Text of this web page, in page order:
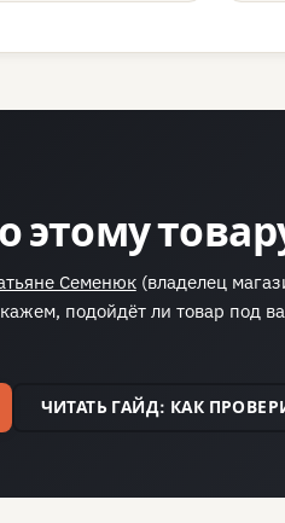
этому
Семенюк(владелец
подойдёт ли товар под
ЧИТАТЬ ГАЙД: КАК